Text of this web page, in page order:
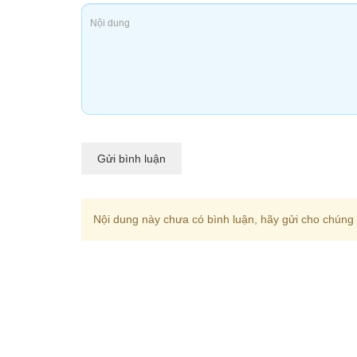
Gửi bình luận
Nội dung này chưa có bình luận, hãy gửi cho